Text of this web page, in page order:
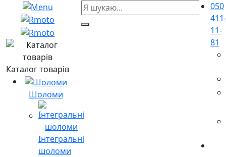
Каталог товарів
Шоломи
Інтегральні
шоломи
050
11-
81